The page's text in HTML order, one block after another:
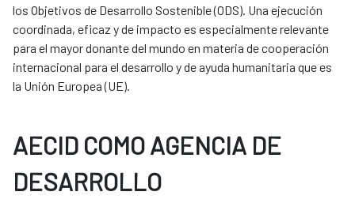
los Objetivos de Desarrollo Sostenible (ODS). Una ejecución
coordinada, eficaz y de impacto es especialmente relevante
para el mayor donante del mundo en materia de cooperación
internacional para el desarrollo y de ayuda humanitaria que es
la Unión Europea (UE).
AECID COMO AGENCIA DE
DESARROLLO